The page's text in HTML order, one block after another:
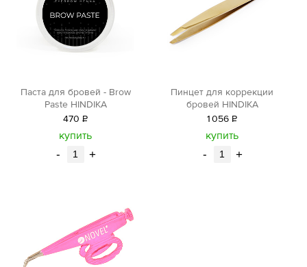
Паста для бровей - Brow
Paste HINDIKA
470 Р
уб.
купить
- +
Пинцет для коррекции
бровей HINDIKA
1056 Р
уб.
купить
- +